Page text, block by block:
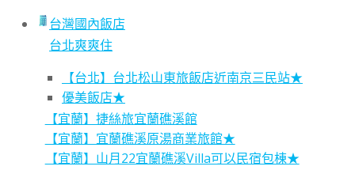
台灣國內飯店
台北爽爽住
【台北】台北松山東旅飯店近南京三民站★
優美飯店★
【宜蘭】捷絲旅宜蘭礁溪館
【宜蘭】宜蘭礁溪原湯商業旅館★
【宜蘭】山月22宜蘭礁溪Villa可以民宿包棟★